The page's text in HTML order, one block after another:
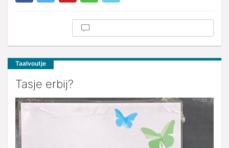
Taalvoutje
Tasje erbij?